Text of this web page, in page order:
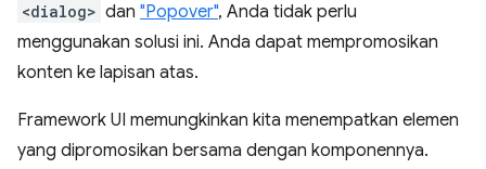
<dialog> dan "Popover", Anda tidak perlu
menggunakan solusi ini. Anda dapat mempromosikan
konten ke lapisan atas.
Framework UI memungkinkan kita menempatkan elemen
yang dipromosikan bersama dengan komponennya.